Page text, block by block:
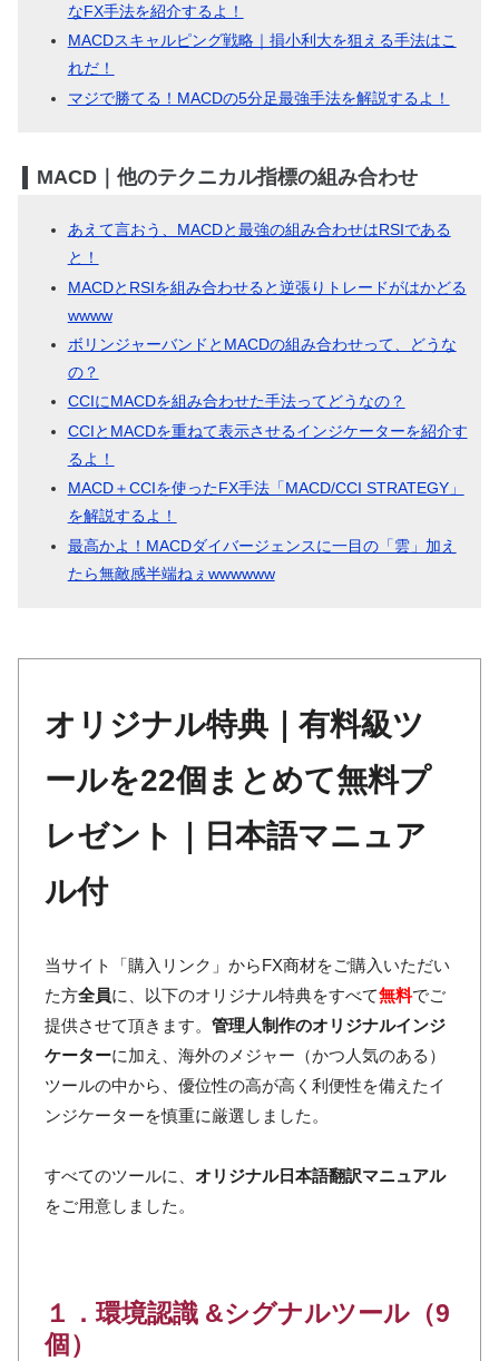
なFX手法を紹介するよ！
MACDスキャルピング戦略｜損小利大を狙える手法はこ
れだ！
マジで勝てる！MACDの5分足最強手法を解説するよ！
MACD｜他のテクニカル指標の組み合わせ
あえて言おう、MACDと最強の組み合わせはRSIである
と！
MACDとRSIを組み合わせると逆張りトレードがはかどる
wwww
ボリンジャーバンドとMACDの組み合わせって、どうな
の？
CCIにMACDを組み合わせた手法ってどうなの？
CCIとMACDを重ねて表示させるインジケーターを紹介す
るよ！
MACD＋CCIを使ったFX手法「MACD/CCI STRATEGY」
を解説するよ！
最高かよ！MACDダイバージェンスに一目の「雲」加え
たら無敵感半端ねぇwwwwww
オリジナル特典｜有料級ツ
ールを22個まとめて無料プ
レゼント｜日本語マニュア
ル付
当サイト「購入リンク」からFX商材をご購入いただい
た方全員に、以下のオリジナル特典をすべて無料でご
提供させて頂きます。 管理人制作のオリジナルインジ
ケーターに加え、海外のメジャー（かつ人気のある）
ツールの中から、優位性の高が高く利便性を備えたイ
ンジケーターを慎重に厳選しました。
すべてのツールに、 オリジナル日本語翻訳マニュアル
をご用意しました。
１．環境認識 &シグナルツール（9
個）